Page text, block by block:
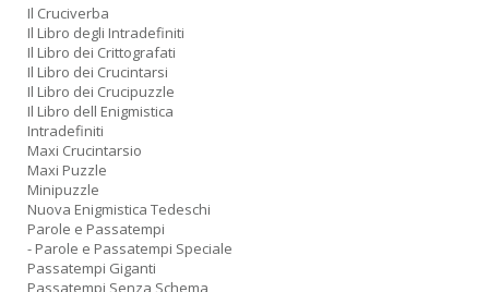
Il Cruciverba
Il Libro degli Intradefiniti
Il Libro dei Crittografati
Il Libro dei Crucintarsi
Il Libro dei Crucipuzzle
Il Libro dell Enigmistica
Intradefiniti
Maxi Crucintarsio
Maxi Puzzle
Minipuzzle
Nuova Enigmistica Tedeschi
Parole e Passatempi
- Parole e Passatempi Speciale
Passatempi Giganti
Passatempi Senza Schema